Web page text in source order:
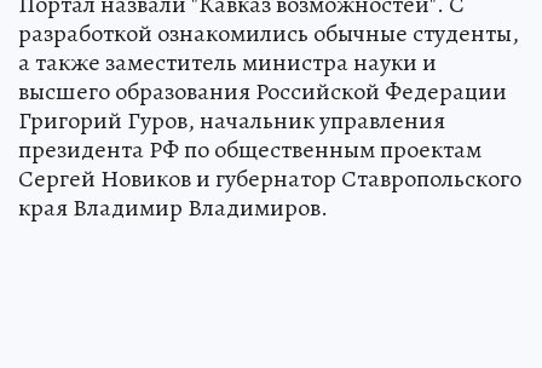
разработкой ознакомились обычные студенты,
а также заместитель министра науки и
высшего образования Российской Федерации
Григорий Гуров, начальник управления
президента РФ по общественным проектам
Сергей Новиков и губернатор Ставропольского
края Владимир Владимиров.